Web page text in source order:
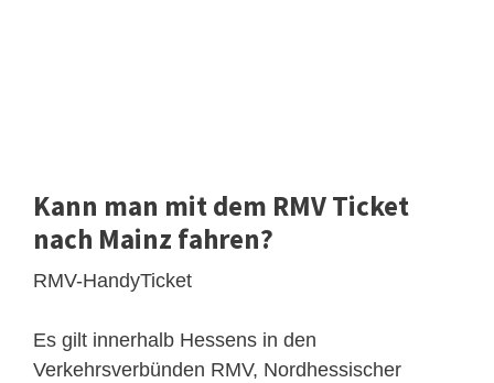
Kann man mit dem RMV Ticket
nach Mainz fahren?
RMV-HandyTicket
Es gilt innerhalb Hessens in den
Verkehrsverbünden RMV, Nordhessischer